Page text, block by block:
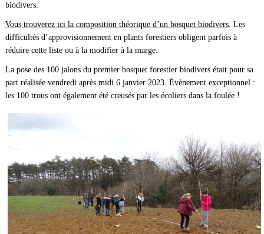
biodivers.
Vous trouverez ici la composition théorique d’un bosquet biodivers. Les
difficultés d’approvisionnement en plants forestiers obligent parfois à
réduire cette liste ou à la modifier à la marge.
La pose des 100 jalons du premier bosquet forestier biodivers était pour sa
part réalisée vendredi après midi 6 janvier 2023. Évènement exceptionnel :
les 100 trous ont également été creusés par les écoliers dans la foulée !